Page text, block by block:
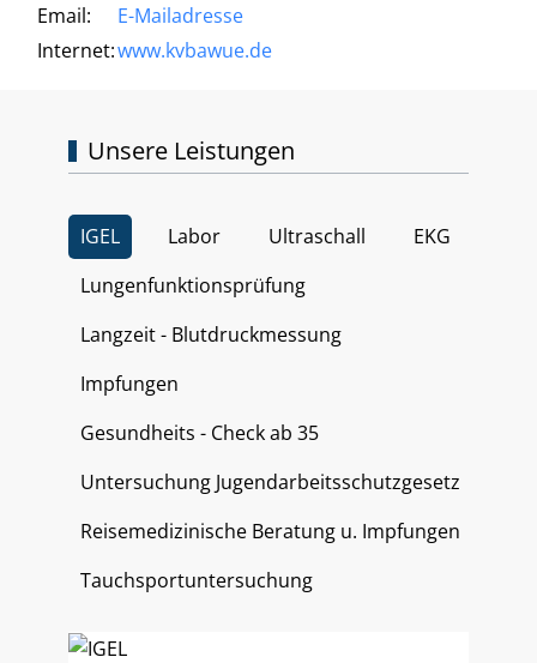
Email:
E-Mailadresse
Internet:www.kvbawue.de
Unsere Leistungen
IGEL Labor Ultraschall
EKG
Lungenfunktionsprüfung
Langzeit - Blutdruckmessung
Impfungen
Gesundheits - Check ab 35
Untersuchung Jugendarbeitsschutzgesetz
Reisemedizinische Beratung u. Impfungen
Tauchsportuntersuchung